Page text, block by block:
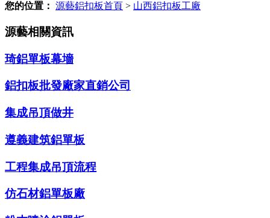
您的位置： 源藝鋁扣板首頁 > 山西鋁扣板工廠
源藝相關資訊
琦鋁單板幕墻
鋁扣板批發廠家直銷公司
集成吊頂做井
遵義建筑鋁單板
工程集成吊頂流程
仿石材鋁單板廠